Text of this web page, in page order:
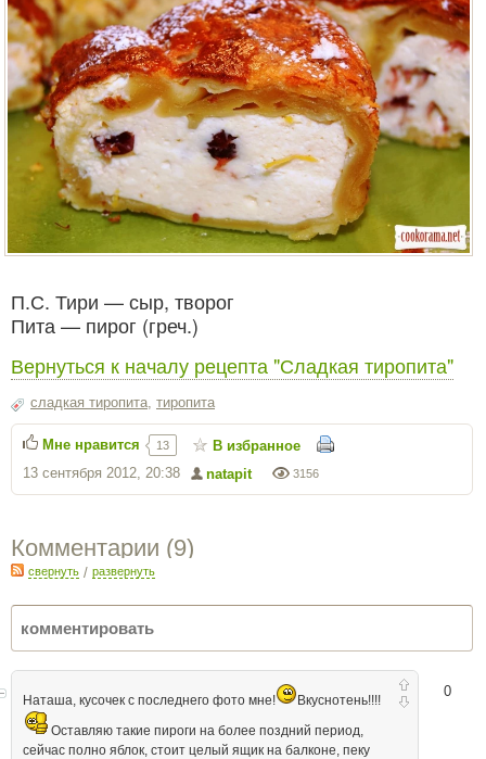
П.С. Тири — сыр, творог
Пита — пирог (греч.)
Вернуться к началу рецепта "Сладкая тиропита"
сладкая тиропита тиропита
3156
natapit
13 сентября 2012, 20:38
Мне нравится 13 В избранное
Комментарии (9)
свернуть / развернуть
0
Наташа, кусочек с последнего фото мне!
Вкуснотень!!!!
Оставляю такие пироги на более поздний период,
сейчас полно яблок, стоит целый ящик на балконе, пеку